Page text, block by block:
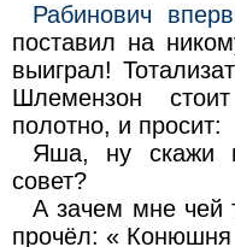
Рабинович
поставил на
выиграл!
Шлемензон
полотно, и просит:
Яша, ну скажи
совет?
А зачем мне чей
прочёл: « Конюшня